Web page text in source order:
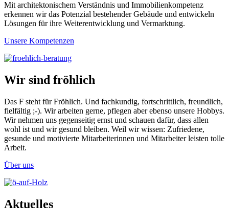
Mit architektonischem Verständnis und Immobilienkompetenz
erkennen wir das Potenzial bestehender Gebäude und entwickeln
Lösungen für ihre Weiterentwicklung und Vermarktung.
Unsere Kompetenzen
Wir sind fröhlich
Das F steht für Fröhlich. Und fachkundig, fortschrittlich, freundlich,
fielfältig ;-). Wir arbeiten gerne, pflegen aber ebenso unsere Hobbys.
Wir nehmen uns gegenseitig ernst und schauen dafür, dass allen
wohl ist und wir gesund bleiben. Weil wir wissen: Zufriedene,
gesunde und motivierte Mitarbeiterinnen und Mitarbeiter leisten tolle
Arbeit.
Über uns
Aktuelles